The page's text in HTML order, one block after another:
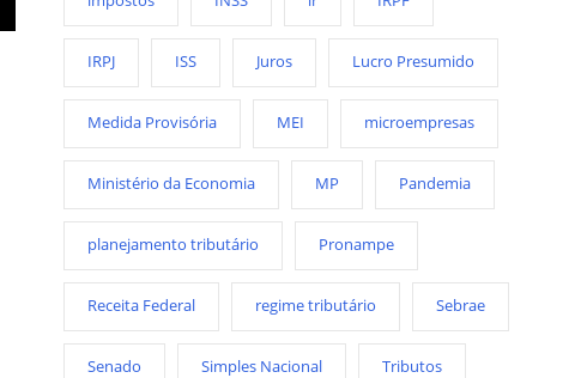
IRPJ ISS Juros Lucro Presumido
Medida Provisória MEI microempresas
Ministério da Economia MP Pandemia
planejamento tributário Pronampe
Receita Federal regime tributário Sebrae
Senado Simples Nacional Tributos